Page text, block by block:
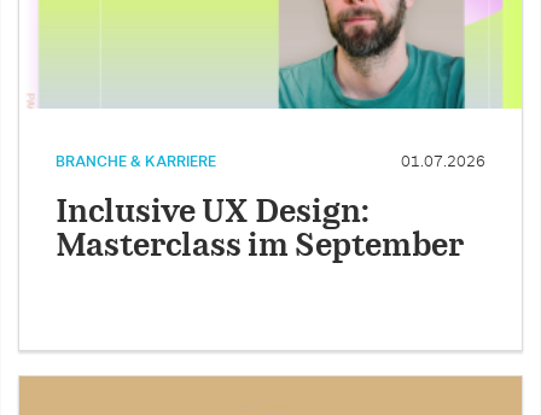
BRANCHE & KARRIERE 01.07.2026
Inclusive UX Design:
Masterclass im September